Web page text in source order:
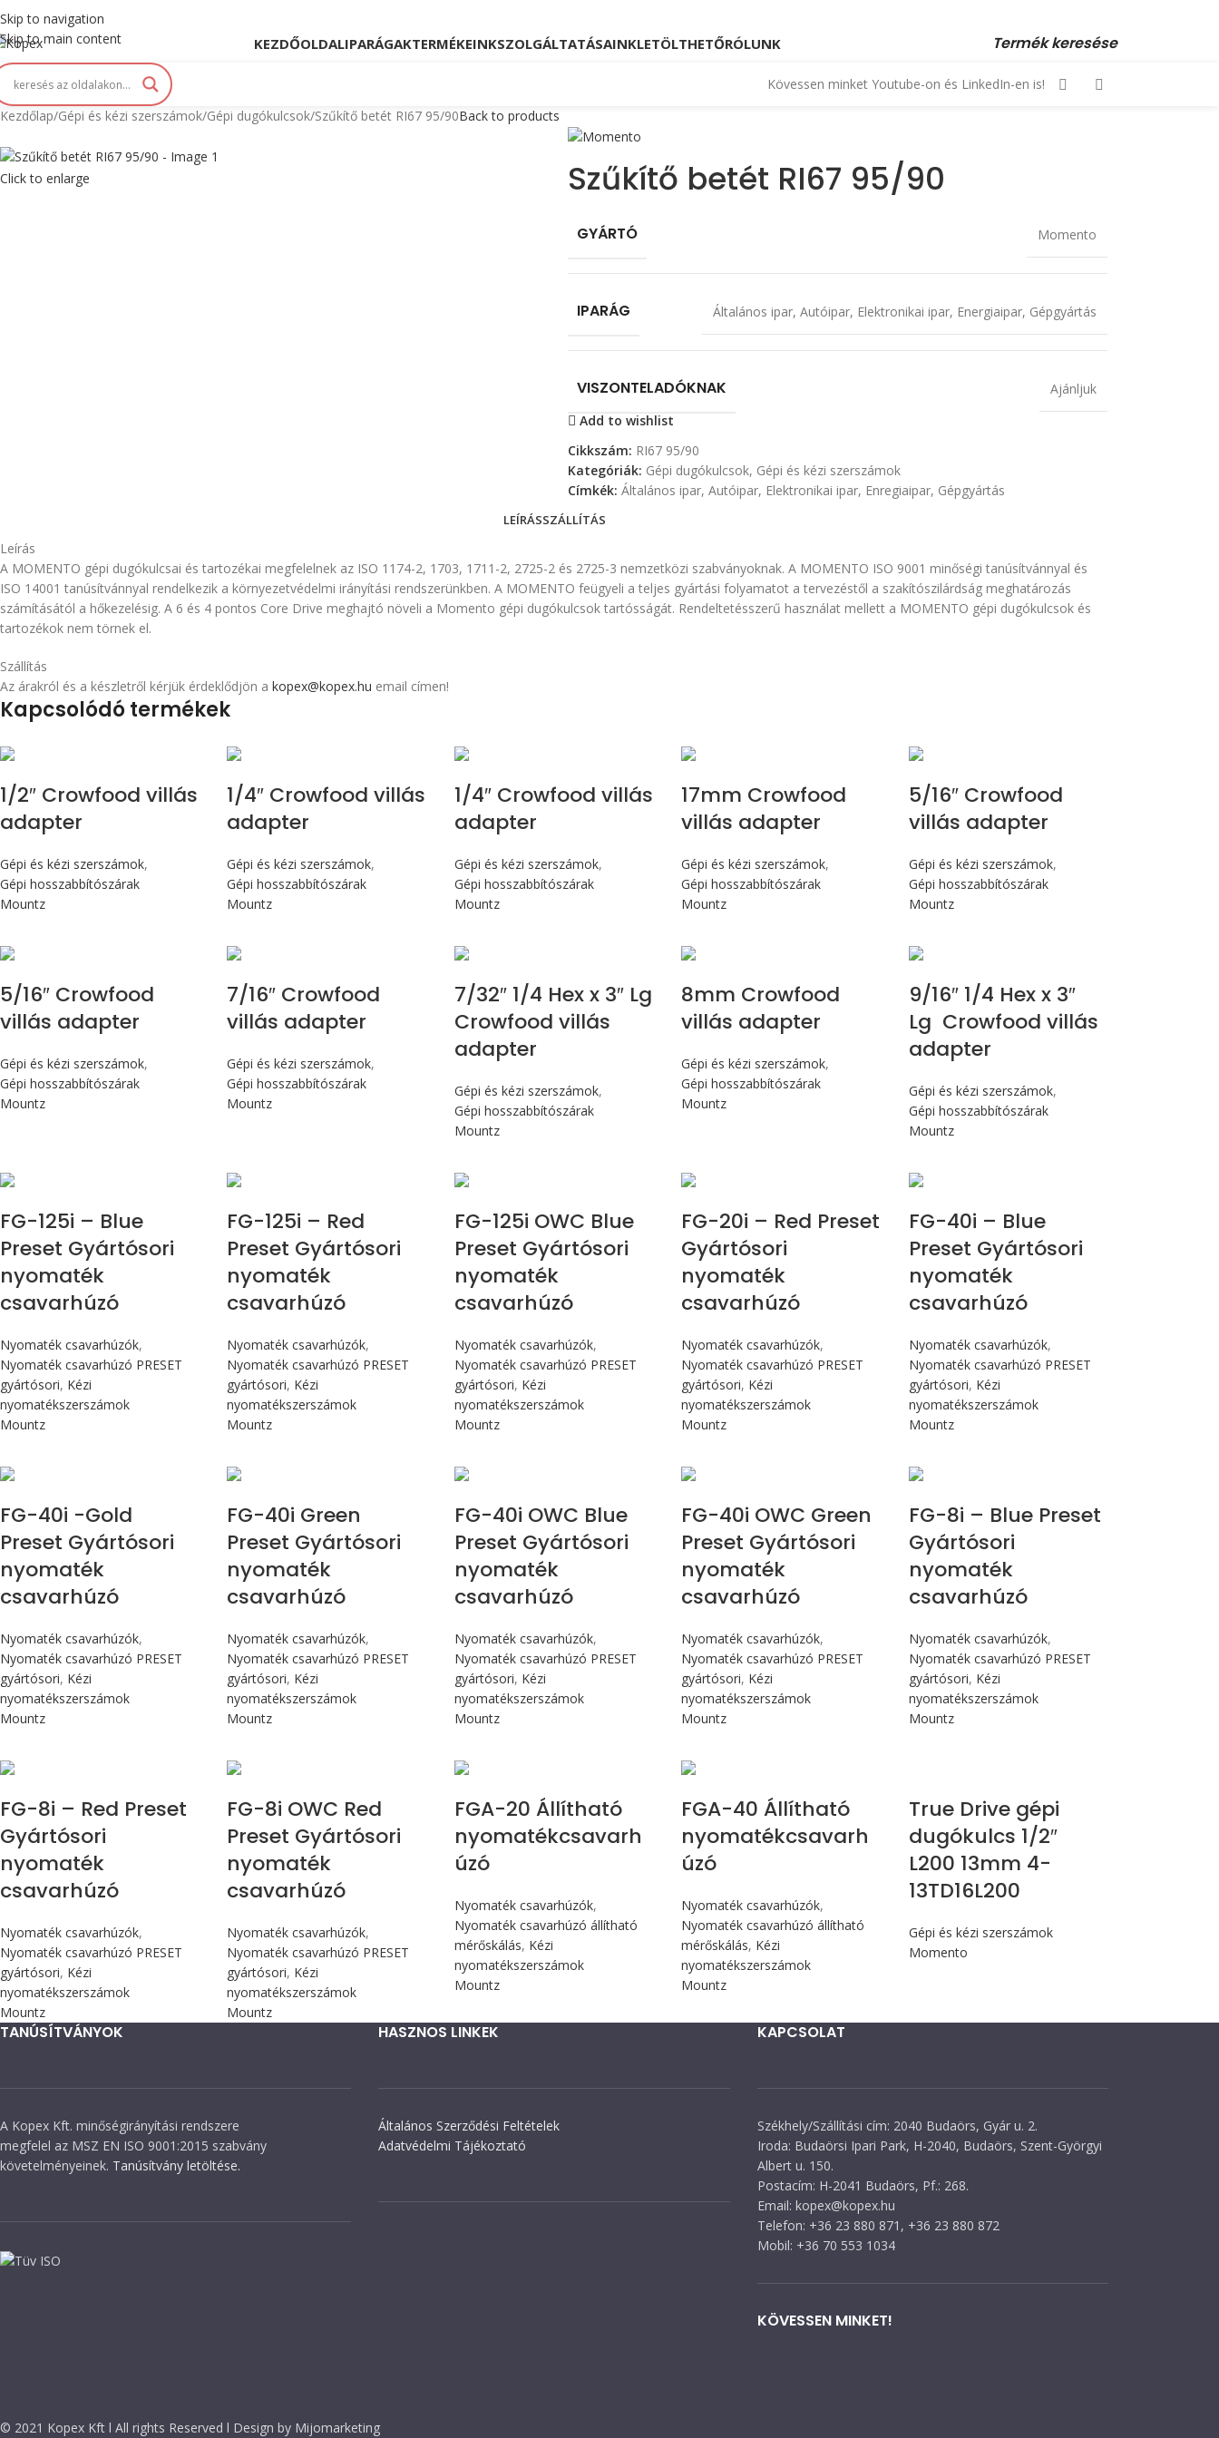
Skip to navigation
Skip to main content
Innováció és Tradíció kéz a kézben...
KEZDŐOLDALIPARÁGAKTERMÉKEINKSZOLGÁLTATÁSAINKLETÖLTHETŐRÓLUNK Termék keresése
Kövessen minket Youtube-on és LinkedIn-en is!
Kezdőlap Gépi és kézi szerszámok Gépi dugókulcsok Szűkítő betét RI67 95/90Back to products
Click to enlarge Szűkítő betét RI67 95/90
GYÁRTÓ Momento
IPARÁG Általános ipar, Autóipar, Elektronikai ipar, Energiaipar, Gépgyártás
VISZONTELADÓKNAK
Ajánljuk
Add to wishlist
Cikkszám: RI67 95/90
Kategóriák: Gépi dugókulcsok, Gépi és kézi szerszámok
Címkék: Általános ipar, Autóipar, Elektronikai ipar, Enregiaipar, Gépgyártás
LEÍRÁSSZÁLLÍTÁS
Leírás
A MOMENTO gépi dugókulcsai és tartozékai megfelelnek az ISO 1174-2, 1703, 1711-2, 2725-2 és 2725-3 nemzetközi szabványoknak. A MOMENTO ISO 9001 minőségi tanúsítvánnyal és
ISO 14001 tanúsítvánnyal rendelkezik a környezetvédelmi irányítási rendszerünkben. A MOMENTO feügyeli a teljes gyártási folyamatot a tervezéstől a szakítószilárdság meghatározás
számításától a hőkezelésig. A 6 és 4 pontos Core Drive meghajtó növeli a Momento gépi dugókulcsok tartósságát. Rendeltetésszerű használat mellett a MOMENTO gépi dugókulcsok és
tartozékok nem törnek el.
Szállítás
Az árakról és a készletről kérjük érdeklődjön a kopex@kopex.hu email címen!
Kapcsolódó termékek
1/2″ Crowfood villás
adapter
Gépi és kézi szerszámok,
Gépi hosszabbítószárak
Mountz
1/4″ Crowfood villás
adapter
Gépi és kézi szerszámok,
Gépi hosszabbítószárak
Mountz
1/4″ Crowfood villás
adapter
Gépi és kézi szerszámok,
Gépi hosszabbítószárak
Mountz
17mm Crowfood
villás adapter
Gépi és kézi szerszámok,
Gépi hosszabbítószárak
Mountz
5/16″ Crowfood
villás adapter
Gépi és kézi szerszámok,
Gépi hosszabbítószárak
Mountz
5/16″ Crowfood
villás adapter
Gépi és kézi szerszámok,
Gépi hosszabbítószárak
Mountz
7/16″ Crowfood
villás adapter
Gépi és kézi szerszámok,
Gépi hosszabbítószárak
Mountz
7/32″ 1/4 Hex x 3″ Lg
Crowfood villás
adapter
Gépi és kézi szerszámok,
Gépi hosszabbítószárak
Mountz
8mm Crowfood
villás adapter
Gépi és kézi szerszámok,
Gépi hosszabbítószárak
Mountz
9/16″ 1/4 Hex x 3″
Lg Crowfood villás
adapter
Gépi és kézi szerszámok,
Gépi hosszabbítószárak
Mountz
FG-125i – Blue
Preset Gyártósori
nyomaték
csavarhúzó
Nyomaték csavarhúzók,
Nyomaték csavarhúzó PRESET
gyártósori, Kézi
nyomatékszerszámok
Mountz
FG-125i – Red
Preset Gyártósori
nyomaték
csavarhúzó
Nyomaték csavarhúzók,
Nyomaték csavarhúzó PRESET
gyártósori, Kézi
nyomatékszerszámok
Mountz
FG-125i OWC Blue
Preset Gyártósori
nyomaték
csavarhúzó
Nyomaték csavarhúzók,
Nyomaték csavarhúzó PRESET
gyártósori, Kézi
nyomatékszerszámok
Mountz
FG-20i – Red Preset
Gyártósori
nyomaték
csavarhúzó
Nyomaték csavarhúzók,
Nyomaték csavarhúzó PRESET
gyártósori, Kézi
nyomatékszerszámok
Mountz
FG-40i – Blue
Preset Gyártósori
nyomaték
csavarhúzó
Nyomaték csavarhúzók,
Nyomaték csavarhúzó PRESET
gyártósori, Kézi
nyomatékszerszámok
Mountz
FG-40i -Gold
Preset Gyártósori
nyomaték
csavarhúzó
Nyomaték csavarhúzók,
Nyomaték csavarhúzó PRESET
gyártósori, Kézi
nyomatékszerszámok
Mountz
FG-40i Green
Preset Gyártósori
nyomaték
csavarhúzó
Nyomaték csavarhúzók,
Nyomaték csavarhúzó PRESET
gyártósori, Kézi
nyomatékszerszámok
Mountz
FG-40i OWC Blue
Preset Gyártósori
nyomaték
csavarhúzó
Nyomaték csavarhúzók,
Nyomaték csavarhúzó PRESET
gyártósori, Kézi
nyomatékszerszámok
Mountz
FG-40i OWC Green
Preset Gyártósori
nyomaték
csavarhúzó
Nyomaték csavarhúzók,
Nyomaték csavarhúzó PRESET
gyártósori, Kézi
nyomatékszerszámok
Mountz
FG-8i – Blue Preset
Gyártósori
nyomaték
csavarhúzó
Nyomaték csavarhúzók,
Nyomaték csavarhúzó PRESET
gyártósori, Kézi
nyomatékszerszámok
Mountz
FG-8i – Red Preset
Gyártósori
nyomaték
csavarhúzó
Nyomaték csavarhúzók,
Nyomaték csavarhúzó PRESET
gyártósori, Kézi
nyomatékszerszámok
Mountz
FG-8i OWC Red
Preset Gyártósori
nyomaték
csavarhúzó
Nyomaték csavarhúzók,
Nyomaték csavarhúzó PRESET
gyártósori, Kézi
nyomatékszerszámok
Mountz
FGA-20 Állítható
nyomatékcsavarh
úzó
Nyomaték csavarhúzók,
Nyomaték csavarhúzó állítható
mérőskálás, Kézi
nyomatékszerszámok
Mountz
FGA-40 Állítható
nyomatékcsavarh
úzó
Nyomaték csavarhúzók,
Nyomaték csavarhúzó állítható
mérőskálás, Kézi
nyomatékszerszámok
Mountz
True Drive gépi
dugókulcs 1/2″
L200 13mm 4-
13TD16L200
Gépi és kézi szerszámok
Momento
TANÚSÍTVÁNYOK
A Kopex Kft. minőségirányítási rendszere
megfelel az MSZ EN ISO 9001:2015 szabvány
követelményeinek. Tanúsítvány letöltése.
HASZNOS LINKEK
Általános Szerződési Feltételek
Adatvédelmi Tájékoztató
KAPCSOLAT
Székhely/Szállítási cím: 2040 Budaörs, Gyár u. 2.
Iroda: Budaörsi Ipari Park, H-2040, Budaörs, Szent-Györgyi
Albert u. 150.
Postacím: H-2041 Budaörs, Pf.: 268.
Email: kopex@kopex.hu
Telefon: +36 23 880 871, +36 23 880 872
Mobil: +36 70 553 1034
KÖVESSEN MINKET!
© 2021 Kopex Kft l All rights Reserved l Design by Mijomarketing